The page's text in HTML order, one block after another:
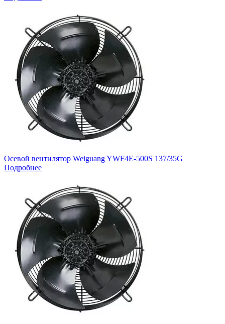
Осевой вентилятор Weiguang YWF4E-500S 137/35G
Подробнее